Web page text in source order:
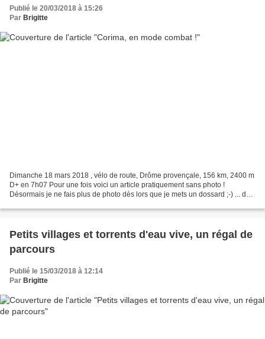
Publié le 20/03/2018 à 15:26
Par Brigitte
Dimanche 18 mars 2018 , vélo de route, Drôme provençale, 156 km, 2400 m
D+ en 7h07 Pour une fois voici un article pratiquement sans photo !
Désormais je ne fais plus de photo dès lors que je mets un dossard ;-) ... de
Petits villages et torrents d'eau vive, un régal de
parcours
Publié le 15/03/2018 à 12:14
Par Brigitte